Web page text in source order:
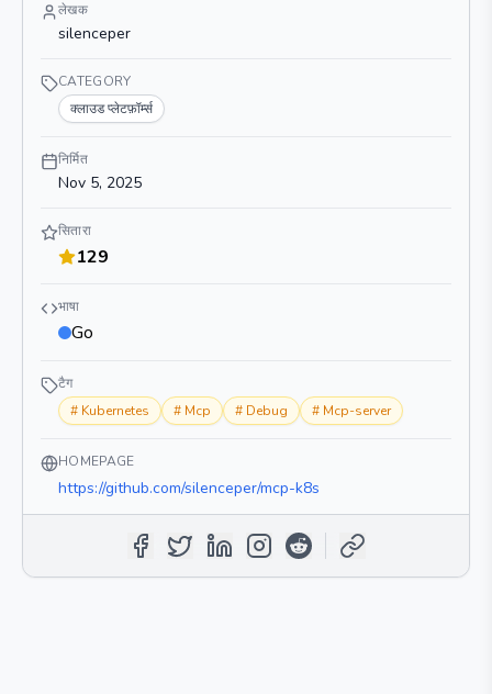
लेखक
silenceper
CATEGORY
क्लाउड प्लेटफ़ॉर्म्स
निर्मित
Nov 5, 2025
सितारा
129
भाषा
Go
टैग
# Kubernetes # Mcp # Debug # Mcp-server
HOMEPAGE
https://github.com/silenceper/mcp-k8s